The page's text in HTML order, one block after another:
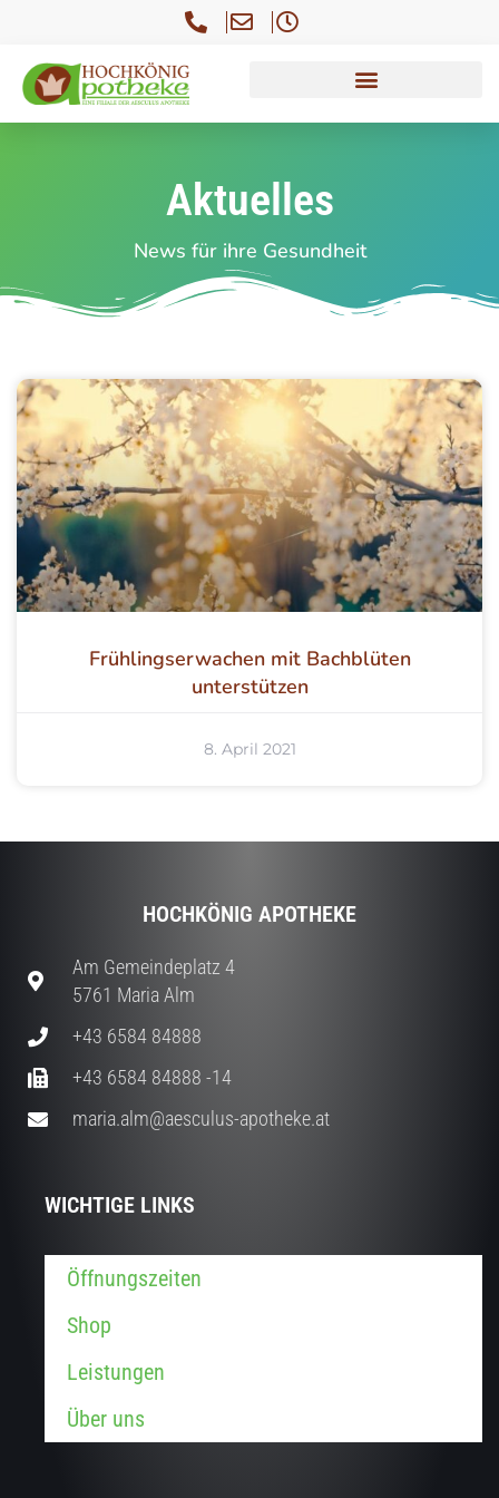
Aktuelles
News für ihre Gesundheit
Frühlingserwachen mit Bachblüten
unterstützen
8. April 2021
HOCHKÖNIG APOTHEKE
Am Gemeindeplatz 4
5761 Maria Alm
+43 6584 84888
+43 6584 84888 -14
maria.alm@aesculus-apotheke.at
WICHTIGE LINKS
Öffnungszeiten
Shop
Leistungen
Über uns